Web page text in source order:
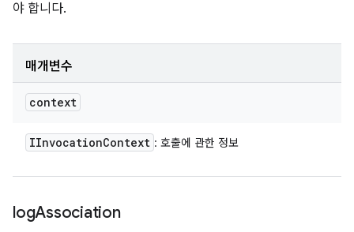
야 합니다.
매개변수
context
IInvocationContext : 호출에 관한 정보
logAssociation